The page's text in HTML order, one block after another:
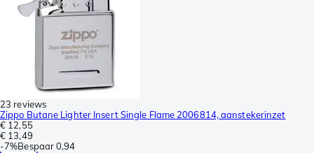
23 reviews
Zippo Butane Lighter Insert Single Flame 2006814, aanstekerinzet
€ 12,55
€ 13,49
-7%Bespaar0,94